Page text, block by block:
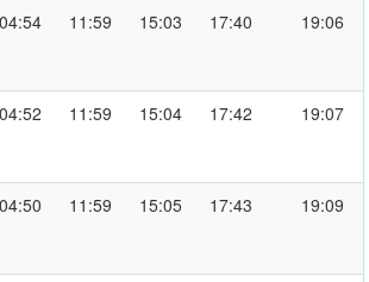
04:54 11:59 15:03 17:40 19:06
04:52 11:59 15:04 17:42 19:07
04:50 11:59 15:05 17:43 19:09